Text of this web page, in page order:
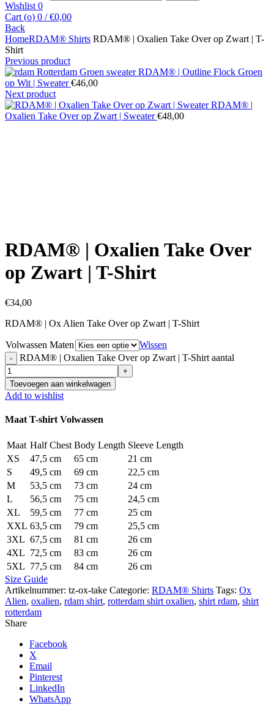
Wishlist 0
Cart (o) 0 / €0,00
Back
HomeRDAM® Shirts RDAM® | Oxalien Take Over op Zwart | T-
Shirt
Previous product
RDAM® | Outline Flock Groen
op Wit | Sweater€46,00
Next product
RDAM® |
Oxalien Take Over op Zwart | Sweater€48,00
RDAM® | Oxalien Take Over
op Zwart | T-Shirt
€34,00
RDAM® | Ox Alien Take Over op Zwart | T-Shirt
Volwassen Maten
Wissen
RDAM® | Oxalien Take Over op Zwart | T-Shirt aantal
Toevoegen aan winkelwagen
Add to wishlist
Maat T-shirt Volwassen
Maat Half Chest Body Length Sleeve Length
XS
47,5 cm 65 cm
21 cm
S
49,5 cm 69 cm
22,5 cm
M
53,5 cm 73 cm
24 cm
L
56,5 cm 75 cm
24,5 cm
XL
59,5 cm 77 cm
25 cm
XXL 63,5 cm 79 cm
25,5 cm
3XL 67,5 cm 81 cm
26 cm
4XL 72,5 cm 83 cm
26 cm
5XL 77,5 cm 84 cm
26 cm
Size Guide
Artikelnummer: tz-ox-take Categorie: RDAM® Shirts Tags: Ox
Alien, oxalien, rdam shirt, rotterdam shirt oxalien, shirt rdam, shirt
rotterdam
Share
Facebook
X
Email
Pinterest
LinkedIn
WhatsApp